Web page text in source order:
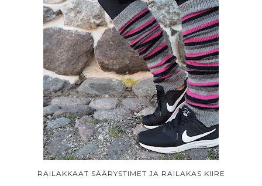
RAILAKKAAT SÄÄRYSTIMET JA RAILAKAS KIIRE